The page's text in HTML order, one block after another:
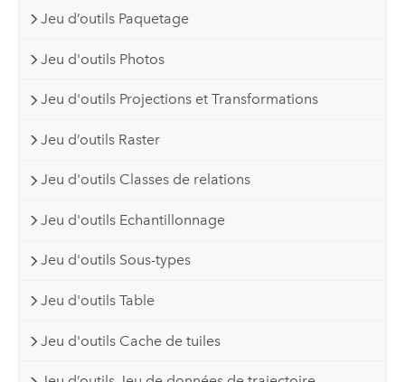
Jeu d’outils Paquetage
Jeu d'outils Photos
Jeu d'outils Projections et Transformations
Jeu d’outils Raster
Jeu d'outils Classes de relations
Jeu d'outils Echantillonnage
Jeu d'outils Sous-types
Jeu d'outils Table
Jeu d'outils Cache de tuiles